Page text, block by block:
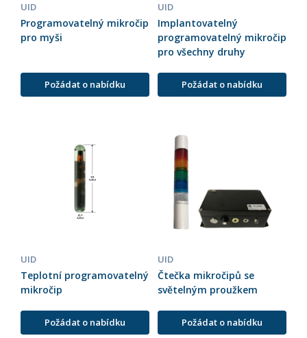
UID
Programovatelný mikročip
pro myši
Požádat o nabídku
UID
Implantovatelný
programovatelný mikročip
pro všechny druhy
Požádat o nabídku
UID
Teplotní programovatelný
mikročip
Požádat o nabídku
UID
Čtečka mikročipů se
světelným proužkem
Požádat o nabídku